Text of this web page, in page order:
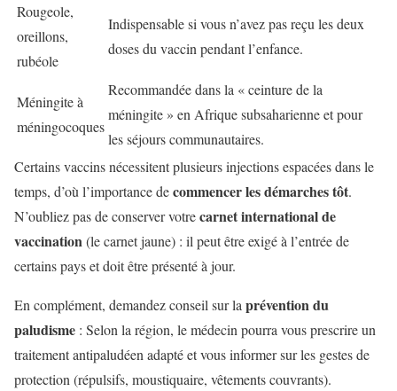
Rougeole,
oreillons,
rubéole
Indispensable si vous n’avez pas reçu les deux
doses du vaccin pendant l’enfance.
Méningite à
méningocoques
Recommandée dans la « ceinture de la
méningite » en Afrique subsaharienne et pour
les séjours communautaires.
Certains vaccins nécessitent plusieurs injections espacées dans le
temps, d’où l’importance decommencer les démarches tôt.
N’oubliez pas de conserver votrecarnet international de
vaccination (le carnet jaune) : il peut être exigé à l’entrée de
certains pays et doit être présenté à jour.
En complément, demandez conseil sur la prévention du
paludisme : Selon la région, le médecin pourra vous prescrire un
traitement antipaludéen adapté et vous informer sur les gestes de
protection (répulsifs, moustiquaire, vêtements couvrants).